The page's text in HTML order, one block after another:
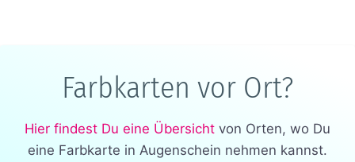
Farbkarten vor Ort?
Hier findest Du eine Übersicht von Orten, wo Du
eine Farbkarte in Augenschein nehmen kannst.